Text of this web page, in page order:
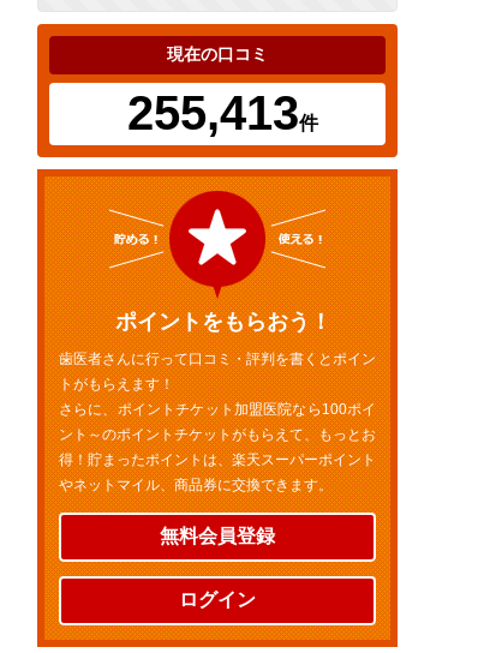
現在の口コミ
255,413件
ポイントをもらおう！
歯医者さんに行って口コミ・評判を書くとポイン
トがもらえます！
さらに、ポイントチケット加盟医院なら100ポイ
ント～のポイントチケットがもらえて、もっとお
得！貯まったポイントは、楽天スーパーポイント
やネットマイル、商品券に交換できます。
無料会員登録
ログイン